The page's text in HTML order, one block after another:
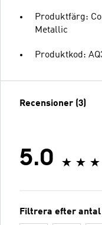
Produktfärg:
Metallic
Produktkod:
Recensioner (3)
5.0
Filtrera efter